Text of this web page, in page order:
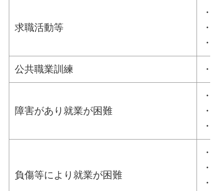
求職活動等
・
・
・
公共職業訓練 ・
障害があり就業が困難
・
・
・
負傷等により就業が困難
・
・
・